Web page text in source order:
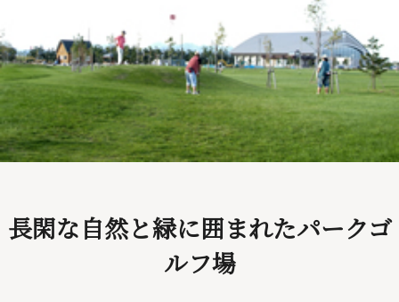
長閑な自然と緑に囲まれたパークゴ
ルフ場